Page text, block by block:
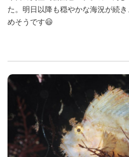
た。明日以降も穏やかな海況が続
めそうです😃